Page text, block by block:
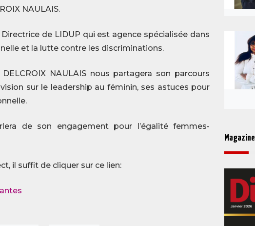
NAULAIS.
de LIDUP qui est agence spécialisée dans
et la lutte contre les discriminations.
NAULAIS nous partagera son parcours
sur le leadership au féminin, ses astuces pour
de son engagement pour l’égalité femmes-
il suffit de cliquer sur ce lien:
Magazine